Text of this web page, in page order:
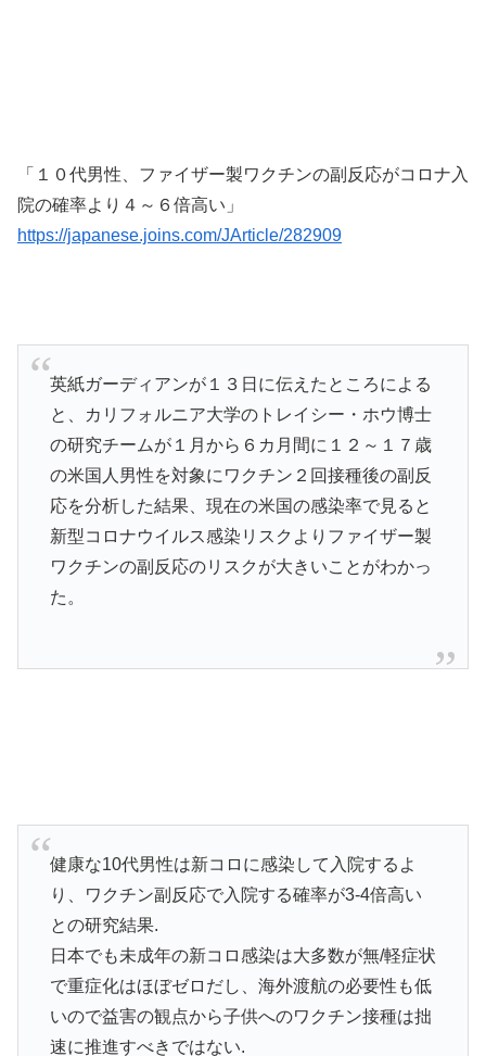
「１０代男性、ファイザー製ワクチンの副反応がコロナ入
院の確率より４～６倍高い」
https://japanese.joins.com/JArticle/282909
英紙ガーディアンが１３日に伝えたところによる
と、カリフォルニア大学のトレイシー・ホウ博士
の研究チームが１月から６カ月間に１２～１７歳
の米国人男性を対象にワクチン２回接種後の副反
応を分析した結果、現在の米国の感染率で見ると
新型コロナウイルス感染リスクよりファイザー製
ワクチンの副反応のリスクが大きいことがわかっ
た。
健康な10代男性は新コロに感染して入院するよ
り、ワクチン副反応で入院する確率が3-4倍高い
との研究結果.
日本でも未成年の新コロ感染は大多数が無/軽症状
で重症化はほぼゼロだし、海外渡航の必要性も低
いので益害の観点から子供へのワクチン接種は拙
速に推進すべきではない.